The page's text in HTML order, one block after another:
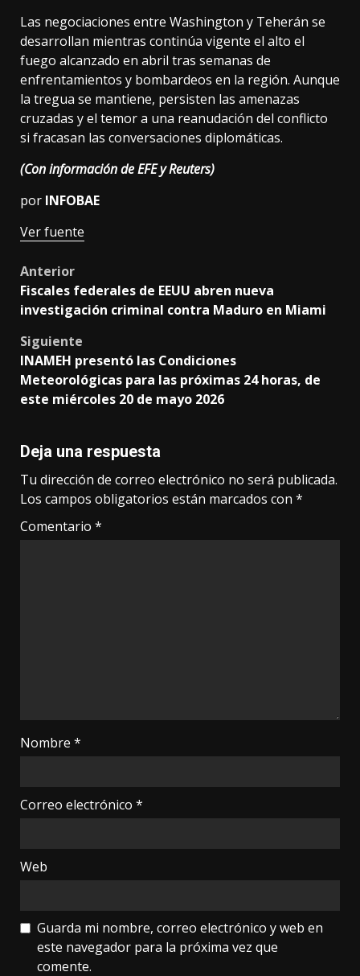
Las negociaciones entre Washington y Teherán se
desarrollan mientras continúa vigente el alto el
fuego alcanzado en abril tras semanas de
enfrentamientos y bombardeos en la región. Aunque
la tregua se mantiene, persisten las amenazas
cruzadas y el temor a una reanudación del conflicto
si fracasan las conversaciones diplomáticas.
(Con información de EFE y Reuters)
por INFOBAE
Ver fuente
Post
navigation
Anterior
Fiscales federales de EEUU abren nueva
investigación criminal contra Maduro en Miami
Siguiente
INAMEH presentó las Condiciones
Meteorológicas para las próximas 24 horas, de
este miércoles 20 de mayo 2026
Deja una respuesta
Tu dirección de correo electrónico no será publicada.
Los campos obligatorios están marcados con *
Comentario *
Nombre *
Correo electrónico *
Web
Guarda mi nombre, correo electrónico y web en
este navegador para la próxima vez que
comente.